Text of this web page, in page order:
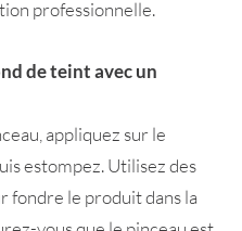
professionnelle.
de teint avec un
appliquez sur le
estompez. Utilisez des
fondre le produit dans la